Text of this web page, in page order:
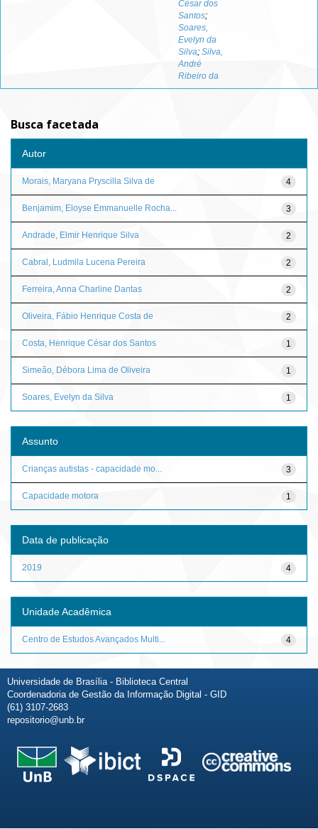
César dos
Santos;
Soares,
Evelyn da
Silva; Silva,
André
Ribeiro da
Busca facetada
Autor
4
Morais, Maryana Pryscilla Silva de
3
Benjamim, Eloyse Emmanuelle Rocha...
2
Andrade, Elmir Henrique Silva
2
Cabral, Ludmila Lucena Pereira
2
Ferreira, Anna Charline Dantas
2
Oliveira, Fábio Henrique Costa de
1
Costa, Henrique César dos Santos
1
Simeão, Débora Lima de Oliveira
1
Soares, Evelyn da Silva
Assunto
3
Crianças autistas - capacidade mo...
1
Capacidade motora
Data de publicação
4
2019
Unidade Acadêmica
4
Centro de Estudos Avançados Multi...
Universidade de Brasília - Biblioteca Central
Coordenadoria de Gestão da Informação Digital - GID
(61) 3107-2683
repositorio@unb.br